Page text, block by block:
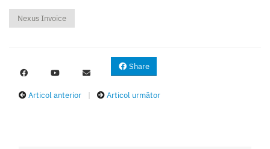
Nexus Invoice
Share
Articol anterior Articol următor